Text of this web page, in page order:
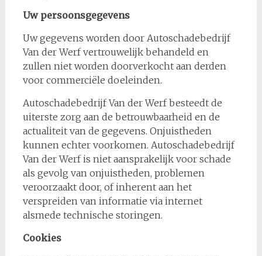
Uw persoonsgegevens
Uw gegevens worden door Autoschadebedrijf
Van der Werf vertrouwelijk behandeld en
zullen niet worden doorverkocht aan derden
voor commerciële doeleinden.
Autoschadebedrijf Van der Werf besteedt de
uiterste zorg aan de betrouwbaarheid en de
actualiteit van de gegevens. Onjuistheden
kunnen echter voorkomen. Autoschadebedrijf
Van der Werf is niet aansprakelijk voor schade
als gevolg van onjuistheden, problemen
veroorzaakt door, of inherent aan het
verspreiden van informatie via internet
alsmede technische storingen.
Cookies